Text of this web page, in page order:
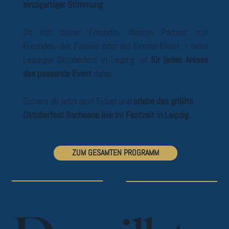
einzigartiger Stimmung
Ob mit deiner Freundin, deinem Partner, mit
Freunden, der Familie oder als Firmen-Event – beim
Leipziger Oktoberfest in Leipzig ist für jeden Anlass
das passende Eventdabei.
Sichere dir jetzt dein Ticket und erlebe das größte
Oktoberfest Sachsens live im Festzelt in Leipzig.
ZUM GESAMTEN PROGRAMM